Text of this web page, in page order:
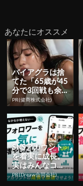
あなたにオススメ
バイアグラは捨
てた「65歳が45
分で3回戦も余
裕」1日31円で
朝まで絶好調！
PR(健商株式会社)
SNSアカウント
を着実に成長。
実はみんなココ
使ってます。
PR(Dreaw合同会社)